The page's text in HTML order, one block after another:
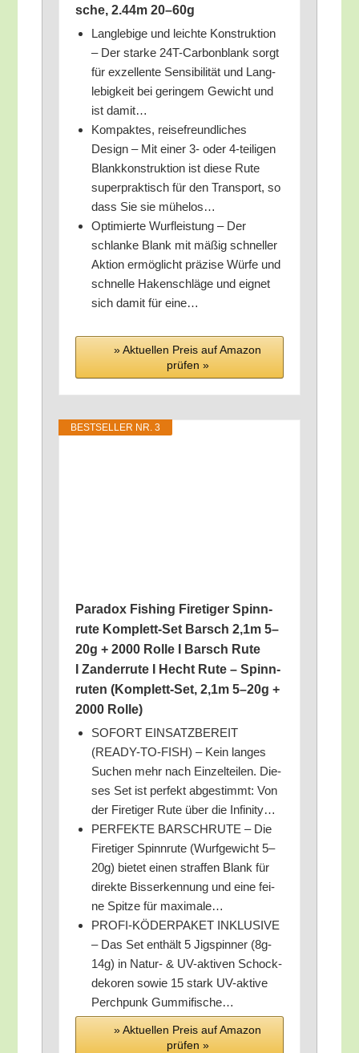
sche, 2.44m 20–60g
Lang­le­bi­ge und leich­te Kon­struk­ti­on
– Der star­ke 24T-Car­bon­blank sorgt
für exzel­len­te Sen­si­bi­li­tät und Lang­
le­big­keit bei gerin­gem Gewicht und
ist damit…
Kom­pak­tes, rei­se­freund­li­ches
Design – Mit einer 3- oder 4‑teiligen
Blank­kon­struk­ti­on ist die­se Rute
super­prak­tisch für den Trans­port, so
dass Sie sie mühelos…
Opti­mier­te Wurf­leis­tung – Der
schlan­ke Blank mit mäßig schnel­ler
Akti­on ermög­licht prä­zi­se Wür­fe und
schnel­le Haken­schlä­ge und eig­net
sich damit für eine…
» Aktu­el­len Preis auf Ama­zon
prü­fen »
BEST­SEL­LER NR. 3
Para­dox Fishing Fire­ti­ger Spinn­
ru­te Kom­plett-Set Barsch 2,1m 5–
20g + 2000 Rol­le I Barsch Rute
I Zan­der­ru­te I Hecht Rute – Spinn­
ru­ten (Kom­plett-Set, 2,1m 5–20g +
2000 Rolle)
SOFORT EINSATZBEREIT
(READY-TO-FISH) – Kein lan­ges
Suchen mehr nach Ein­zel­tei­len. Die­
ses Set ist per­fekt abge­stimmt: Von
der Fire­ti­ger Rute über die Infinity…
PERFEKTE BARSCHRUTE – Die
Fire­ti­ger Spinn­ru­te (Wurf­ge­wicht 5–
20g) bie­tet einen straf­fen Blank für
direk­te Biss­erken­nung und eine fei­
ne Spit­ze für maximale…
PROFI-KÖDERPAKET INKLUSIVE
– Das Set ent­hält 5 Jig­spin­ner (8g-
14g) in Natur- & UV-akti­ven Schock­
de­ko­ren sowie 15 stark UV-akti­ve
Perch­punk Gummifische…
» Aktu­el­len Preis auf Ama­zon
prü­fen »